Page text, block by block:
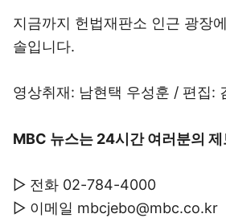
지금까지 헌법재판소 인근 광장
솔입니다.
영상취재: 남현택 우성훈 / 편집:
MBC 뉴스는 24시간 여러분의
▷ 전화 02-784-4000
▷ 이메일 mbcjebo@mbc.co.kr